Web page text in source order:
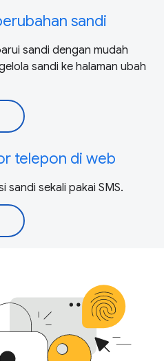
sandi
sandi dengan mudah
sandi ke halaman ubah
telepon di web
sandi sekali pakai SMS.